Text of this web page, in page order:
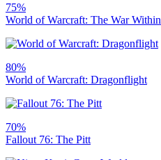
75%
World of Warcraft: The War Within
80%
World of Warcraft: Dragonflight
70%
Fallout 76: The Pitt